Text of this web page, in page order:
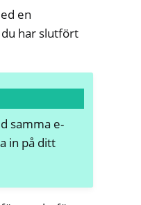
en
har slutfört
samma e-
in på ditt